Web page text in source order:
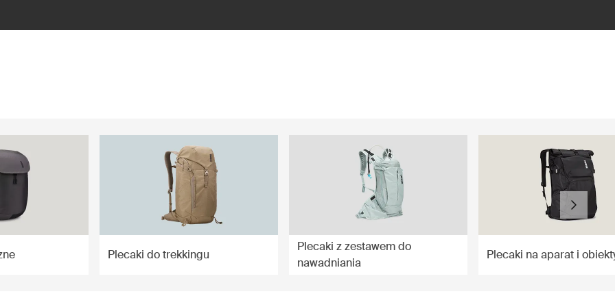
Plecaki do trekkingu
Plecaki z zestawem do
nawadniania
Plecaki na aparat i